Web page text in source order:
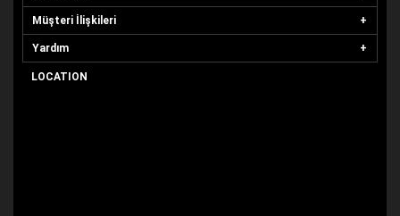
Müşteri İlişkileri
Yardım
LOCATION